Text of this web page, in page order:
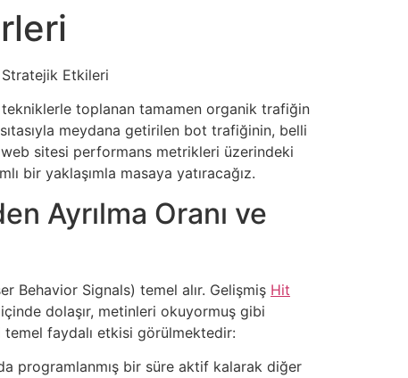
Stratejik Etkileri
tekniklerle toplanan tamamen organik trafiğin
meydana getirilen bot trafiğinin, belli
web sitesi performans metrikleri üzerindeki
bir yaklaşımla masaya yatıracağız.
Ayrılma Oranı ve
Behavior Signals) temel alır. Gelişmiş Hit
dolaşır, metinleri okuyormuş gibi
faydalı etkisi görülmektedir:
programlanmış bir süre aktif kalarak diğer